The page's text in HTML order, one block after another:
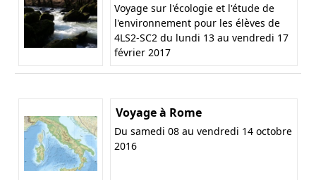
Voyage sur l'écologie et l'étude de
l'environnement pour les élèves de
4LS2-SC2 du lundi 13 au vendredi 17
février 2017
Voyage à Rome
Du samedi 08 au vendredi 14 octobre
2016